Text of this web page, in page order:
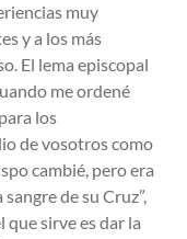
muy
y a los más
El lema episcopal
me ordené
los
de vosotros como
cambié, pero era
de su Cruz”,
que sirve es dar la